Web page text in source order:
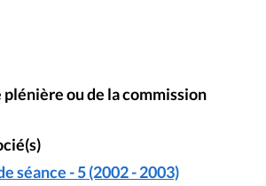
plénière ou de la commission
séance - 5 (2002 - 2003)